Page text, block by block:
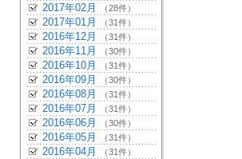
2017年02月 （28件）
2017年01月 （31件）
2016年12月 （31件）
2016年11月 （30件）
2016年10月 （31件）
2016年09月 （30件）
2016年08月 （31件）
2016年07月 （31件）
2016年06月 （30件）
2016年05月 （31件）
2016年04月 （31件）